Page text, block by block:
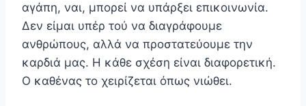
αγάπη, ναι, μπορεί να υπάρξει επικοινωνία.
Δεν είμαι υπέρ τού να διαγράφουμε
ανθρώπους, αλλά να προστατεύουμε την
καρδιά μας. Η κάθε σχέση είναι διαφορετική.
Ο καθένας το χειρίζεται όπως νιώθει.